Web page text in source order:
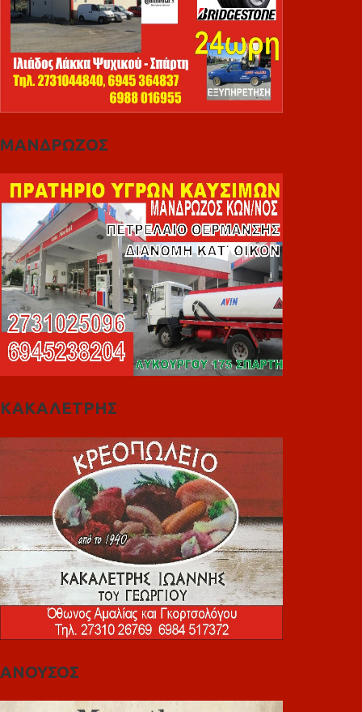
ΜΑΝΔΡΩΖΟΣ
ΚΑΚΑΛΕΤΡΗΣ
ΑΝΟΥΣΟΣ